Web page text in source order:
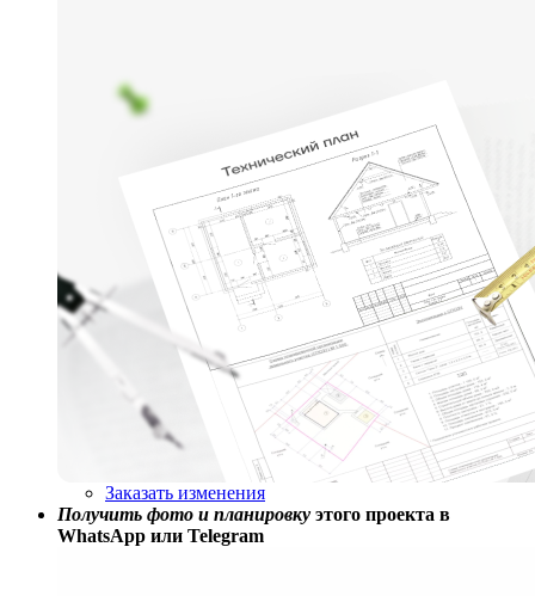
Заказать изменения
Получить фото и планировку этого проекта в
WhatsApp или Telegram